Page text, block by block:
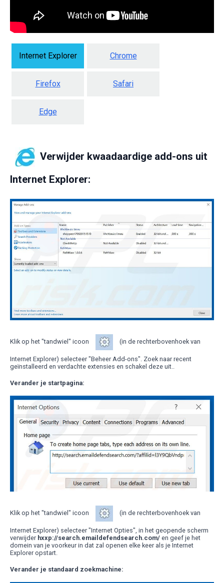
Internet Explorer Chrome
Firefox Safari
Edge
Verwijder kwaadaardige add-ons uit
Internet Explorer:
Klik op het "tandwiel" icoon (in de rechterbovenhoek van
Internet Explorer) selecteer "Beheer Add-ons". Zoek naar recent
geïnstalleerd en verdachte extensies en schakel deze uit..
Verander je startpagina:
Klik op het "tandwiel" icoon (in de rechterbovenhoek van
Internet Explorer) selecteer "Internet Opties", in het geopende scherm
verwijder hxxp://search.emaildefendsearch.com/ en geef je het
domein van je voorkeur in dat zal openen elke keer als je Internet
Explorer opstart.
Verander je standaard zoekmachine: